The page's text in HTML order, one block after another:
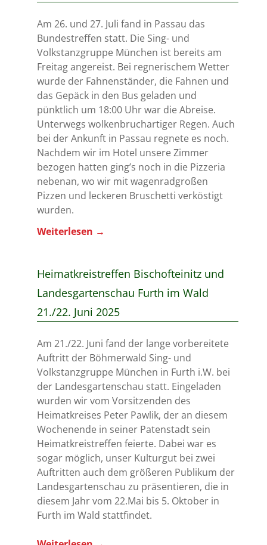
Am 26. und 27. Juli fand in Passau das
Bundestreffen statt. Die Sing- und
Volkstanzgruppe München ist bereits am
Freitag angereist. Bei regnerischem Wetter
wurde der Fahnenständer, die Fahnen und
das Gepäck in den Bus geladen und
pünktlich um 18:00 Uhr war die Abreise.
Unterwegs wolkenbruchartiger Regen. Auch
bei der Ankunft in Passau regnete es noch.
Nachdem wir im Hotel unsere Zimmer
bezogen hatten ging’s noch in die Pizzeria
nebenan, wo wir mit wagenradgroßen
Pizzen und leckeren Bruschetti verköstigt
wurden.
Weiterlesen →
Heimatkreistreffen Bischofteinitz und
Landesgartenschau Furth im Wald
21./22. Juni 2025
Am 21./22. Juni fand der lange vorbereitete
Auftritt der Böhmerwald Sing- und
Volkstanzgruppe München in Furth i.W. bei
der Landesgartenschau statt. Eingeladen
wurden wir vom Vorsitzenden des
Heimatkreises Peter Pawlik, der an diesem
Wochenende in seiner Patenstadt sein
Heimatkreistreffen feierte. Dabei war es
sogar möglich, unser Kulturgut bei zwei
Auftritten auch dem größeren Publikum der
Landesgartenschau zu präsentieren, die in
diesem Jahr vom 22.Mai bis 5. Oktober in
Furth im Wald stattfindet.